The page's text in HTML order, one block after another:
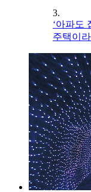
3.
‘아파도
주택이